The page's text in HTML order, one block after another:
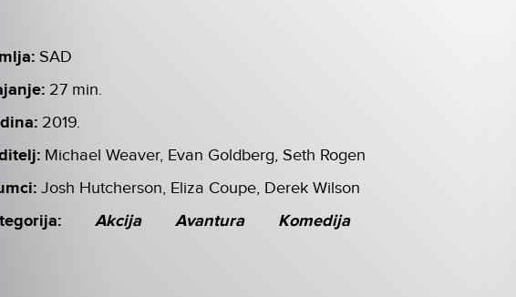
SAD
27 min.
2019.
Michael Weaver, Evan Goldberg, Seth Rogen
Josh Hutcherson, Eliza Coupe, Derek Wilson
Akcija Avantura Komedija